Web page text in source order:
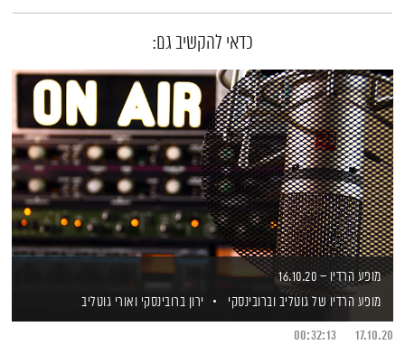
כדאי להקשיב גם:
מופע הרדיו – 16.10.20
מופע הרדיו של גוטליב וברובינסקי
ירון ברובינסקי ואורי גוטליב
17.10.20
00:32:13